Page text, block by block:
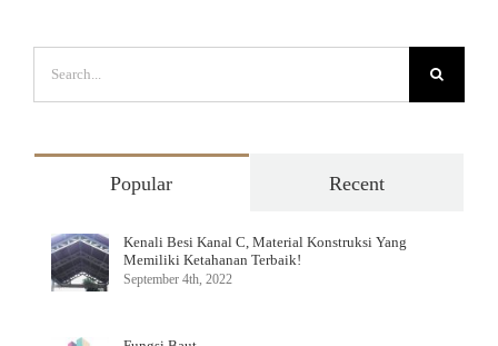
Search
for:
Popular Recent
Kenali Besi Kanal C, Material Konstruksi Yang
Memiliki Ketahanan Terbaik!
September 4th, 2022